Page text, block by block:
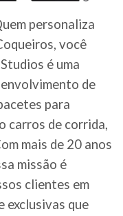
personaliza
você
é uma
de
para
carros de corrida,
mais de 20 anos
missão é
clientes em
exclusivas que